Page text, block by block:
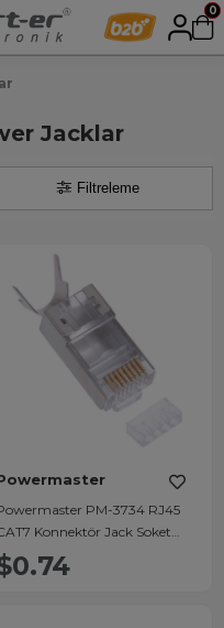
0
Jacklar
Filtreleme
PM-3734 RJ45
Konnektör Jack Soket
(Tekli)